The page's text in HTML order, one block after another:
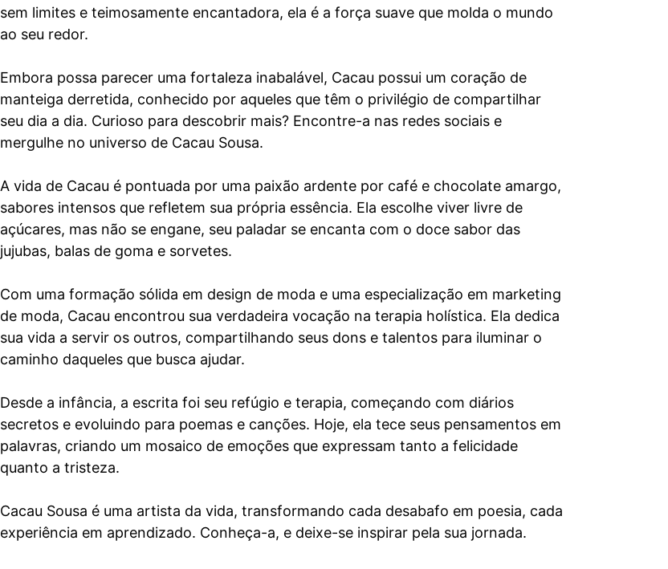
sem limites e teimosamente encantadora, ela é a força suave que molda o mundo
ao seu redor.
Embora possa parecer uma fortaleza inabalável, Cacau possui um coração de
manteiga derretida, conhecido por aqueles que têm o privilégio de compartilhar
seu dia a dia. Curioso para descobrir mais? Encontre-a nas redes sociais e
mergulhe no universo de Cacau Sousa.
A vida de Cacau é pontuada por uma paixão ardente por café e chocolate amargo,
sabores intensos que refletem sua própria essência. Ela escolhe viver livre de
açúcares, mas não se engane, seu paladar se encanta com o doce sabor das
jujubas, balas de goma e sorvetes.
Com uma formação sólida em design de moda e uma especialização em marketing
de moda, Cacau encontrou sua verdadeira vocação na terapia holística. Ela dedica
sua vida a servir os outros, compartilhando seus dons e talentos para iluminar o
caminho daqueles que busca ajudar.
Desde a infância, a escrita foi seu refúgio e terapia, começando com diários
secretos e evoluindo para poemas e canções. Hoje, ela tece seus pensamentos em
palavras, criando um mosaico de emoções que expressam tanto a felicidade
quanto a tristeza.
Cacau Sousa é uma artista da vida, transformando cada desabafo em poesia, cada
experiência em aprendizado. Conheça-a, e deixe-se inspirar pela sua jornada.